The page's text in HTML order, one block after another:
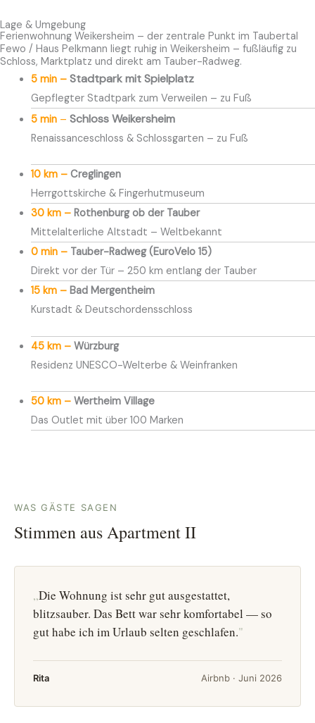
Lage & Umgebung
Ferienwohnung Weikersheim – der zentrale Punkt im Taubertal
Fewo / Haus Pelkmann liegt ruhig in Weikersheim – fußläufig zu
Schloss, Marktplatz und direkt am Tauber-Radweg.
5 min – Stadtpark mit Spielplatz
Gepflegter Stadtpark zum Verweilen – zu Fuß
5 min– Schloss Weikersheim
Renaissanceschloss & Schlossgarten – zu Fuß
10 km –Creglingen
Herrgottskirche & Fingerhutmuseum
30 km –Rothenburg ob der Tauber
Mittelalterliche Altstadt – Weltbekannt
0 min –Tauber-Radweg (EuroVelo 15)
Direkt vor der Tür – 250 km entlang der Tauber
15 km –Bad Mergentheim
Kurstadt & Deutschordensschloss
45 km –Würzburg
Residenz UNESCO-Welterbe & Weinfranken
50 km –Wertheim Village
Das Outlet mit über 100 Marken
WAS GÄSTE SAGEN
Stimmen aus Apartment II
Die Wohnung ist sehr gut ausgestattet,
blitzsauber. Das Bett war sehr komfortabel — so
gut habe ich im Urlaub selten geschlafen.
Rita Airbnb · Juni 2026